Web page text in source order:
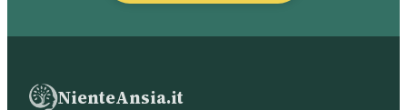
NienteAnsia.it